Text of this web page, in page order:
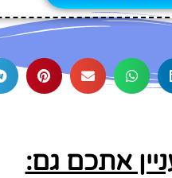
אתכם גם: